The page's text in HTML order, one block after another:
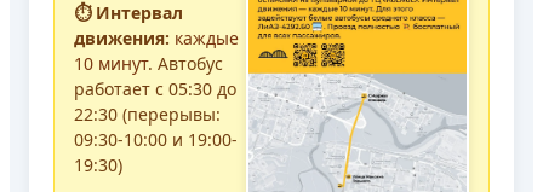
⏱️ Интервал
движения: каждые
10 минут. Автобус
работает с 05:30 до
22:30 (перерывы:
09:30-10:00 и 19:00-
19:30)